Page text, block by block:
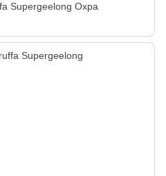
Supergeelong Охра